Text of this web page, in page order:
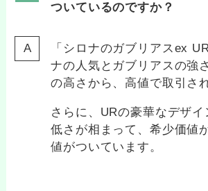
ついているのですか？
「シロナのガブリアスex
ナの人気とガブリアスの強
の高さから、高値で取引さ
さらに、URの豪華なデザ
低さが相まって、希少価値
値がついています。